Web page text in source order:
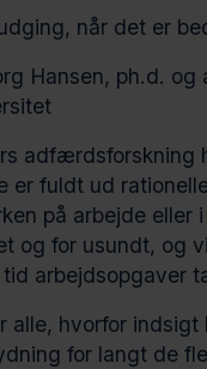
når det er
Hansen, ph.d.
adfærdsforskning
er fuldt ud
på arbejde eller
og for usundt, og
arbejdsopgaver
alle, hvorfor indsigt
for langt de